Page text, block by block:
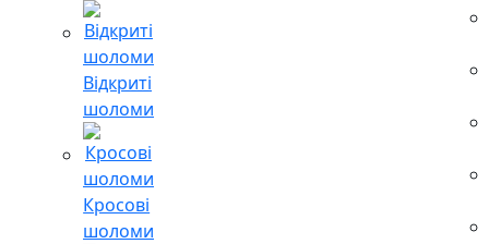
Відкриті
шоломи
Кросові
шоломи